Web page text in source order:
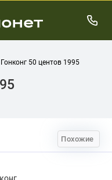
Гонконг 50 центов 1995
Похожие